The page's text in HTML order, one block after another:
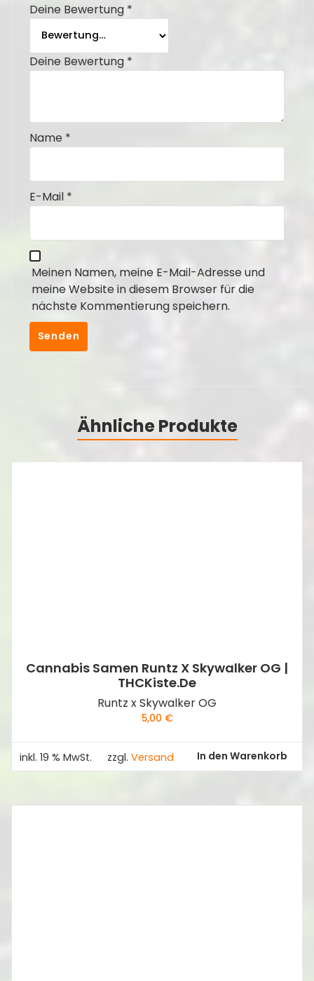
Deine Bewertung *
Deine Bewertung *
Name *
E-Mail *
Meinen Namen, meine E-Mail-Adresse und
meine Website in diesem Browser für die
nächste Kommentierung speichern.
Ähnliche Produkte
Cannabis Samen Runtz X Skywalker OG |
THCKiste.de
Runtz x Skywalker OG
5,00 €
inkl. 19 % MwSt. zzgl. Versand In den Warenkorb